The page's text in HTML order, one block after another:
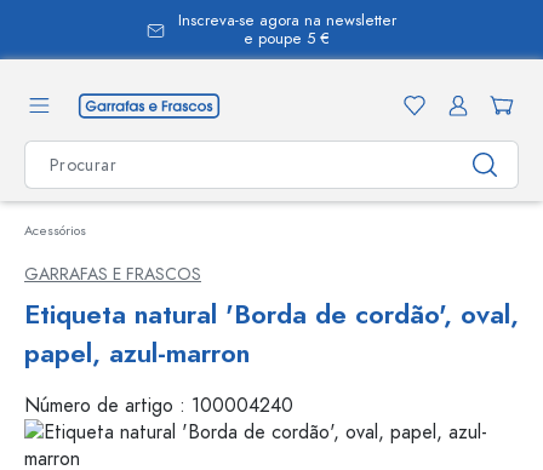
Inscreva-se agora na newsletter
e poupe 5 €
Acessórios
GARRAFAS E FRASCOS
Etiqueta natural 'Borda de cordão', oval,
papel, azul-marron
Número de artigo : 100004240